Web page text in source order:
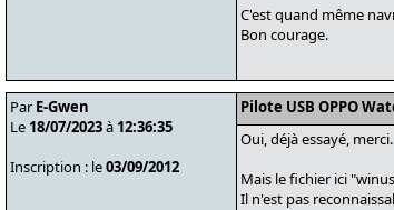
C'est quand même
Bon courage.
Par E-Gwen
Le 18/07/2023à 12:36:35
Inscription : le03/09/2012
Pilote USB OPPO
Oui, déjà essayé, merci.
Mais le fichier ici
Il n'est pas